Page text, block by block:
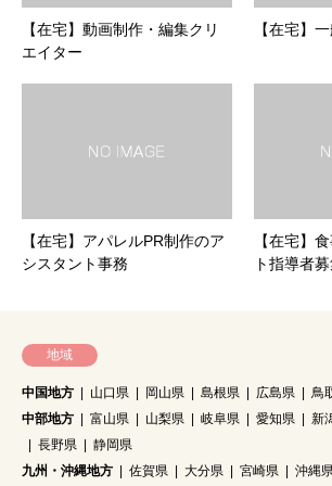
【在宅】動画制作・編集クリ
エイター
【在宅】
【在宅】アパレルPR制作のア
シスタント事務
【在宅】
ト指導者
地域
中国地方 山口県 岡山県 島根県 広島県
鳥
中部地方
富山県 山梨県 岐阜県 愛知県 新
長野県
静岡県
九州・沖縄地方
佐賀県 大分県 宮崎県 沖縄